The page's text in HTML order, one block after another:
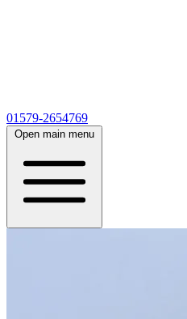
01579-2654769
Open main menu